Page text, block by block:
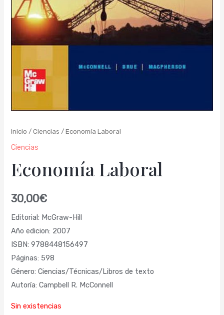
Inicio /Ciencias / Economía Laboral
Ciencias
Economía Laboral
30,00€
Editorial: McGraw-Hill
Año edicion: 2007
ISBN: 9788448156497
Páginas: 598
Género: Ciencias/Técnicas/Libros de texto
Autoría: Campbell R. McConnell
Sin existencias